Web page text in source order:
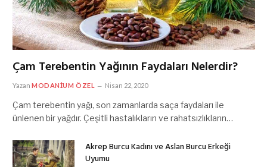
Çam Terebentin Yağının Faydaları Nelerdir?
Yazan MODANIUM ÖZEL Nisan 22, 2020
Çam terebentin yağı, son zamanlarda saça faydaları ile
ünlenen bir yağdır. Çeşitli hastalıkların ve rahatsızlıkların…
Akrep Burcu Kadını ve Aslan Burcu Erkeği
Uyumu